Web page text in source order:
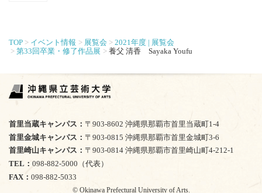
TOP イベント情報 展覧会
2021年度 | 展覧会
第33回卒業・修了作品展
養父 清香 Sayaka Youfu
TEL
098-882-5000（代表）
FAX
098-882-5033
© Okinawa Prefectural University of Arts.
首里当蔵キャンパス
〒903-8602 沖縄県那覇市首里当蔵町1-4
首里金城キャンパス
〒903-0815 沖縄県那覇市首里金城町3-6
首里崎山キャンパス
〒903-0814 沖縄県那覇市首里崎山町4-212-1